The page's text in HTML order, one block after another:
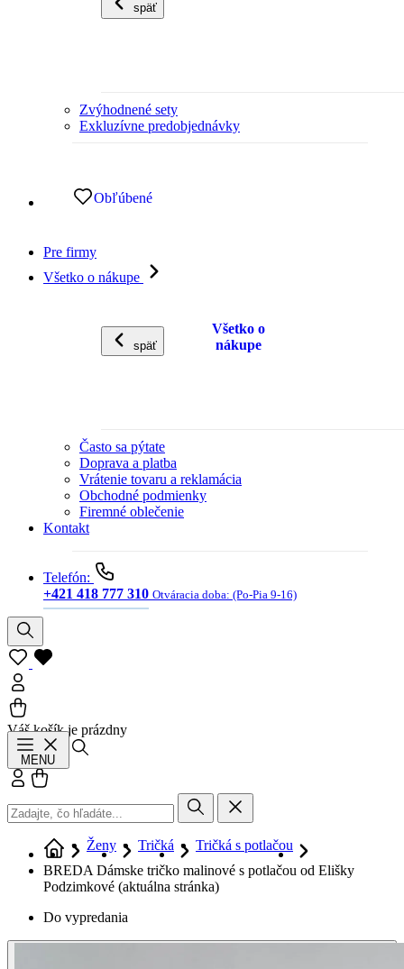
späť
Zvýhodnené sety
Exkluzívne predobjednávky
Obľúbené
Pre firmy
Všetko o nákupe
späť
Všetko o
nákupe
Často sa pýtate
Doprava a platba
Vrátenie tovaru a reklamácia
Obchodné podmienky
Firemné oblečenie
Kontakt
Telefón:
+421 418 777 310 Otváracia doba: (Po-Pia 9-16)
Váš košík je prázdny
MENU
Prihlásiť sa
Ženy Tričká
Tričká s potlačou
BREDA Dámske tričko malinové s potlačou od Elišky
Podzimkové (aktuálna stránka)
Do vypredania